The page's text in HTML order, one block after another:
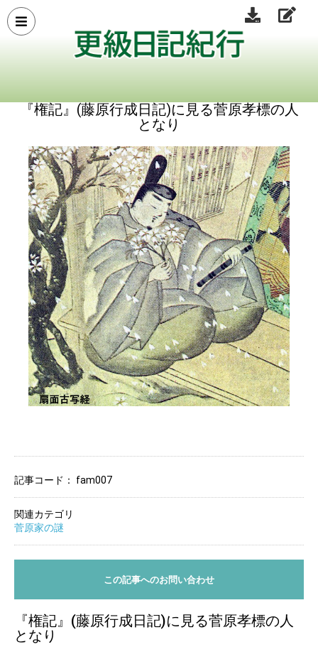
『権記』(藤原行成日記)に見る菅原孝標の人
となり
記事コード： fam007
関連カテゴリ
菅原家の謎
この記事へのお問い合わせ
『権記』(藤原行成日記)に見る菅原孝標の人
となり